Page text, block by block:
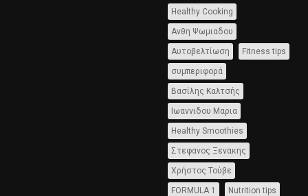
Healthy Cooking
Ανθη Ψωμιαδου
Αυτοβελτίωση Fitness tips
συμπεριφορά
Βασίλης Καλτσής
Ιωαννιδου Μαρια
Healthy Smoothies
Στεφανος Ξενακης
Χρήστος Τούβε
FORMULA 1 Nutrition tips